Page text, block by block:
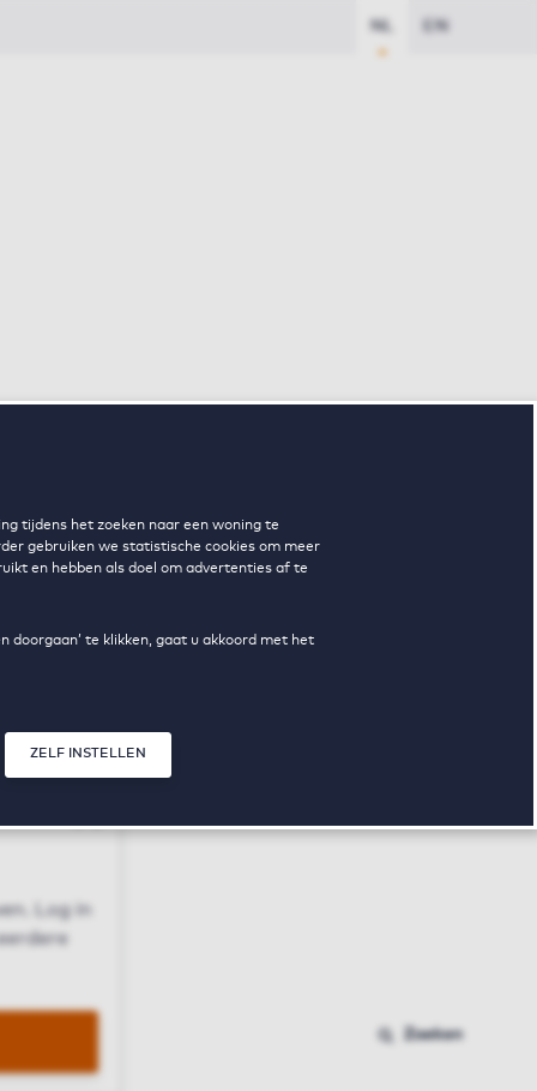
tijdens het zoeken naar een woning te
gebruiken we statistische cookies om meer
en hebben als doel om advertenties af te
doorgaan’ te klikken, gaat u akkoord met het
ZELF INSTELLEN
NL EN
Log in
Zoeken